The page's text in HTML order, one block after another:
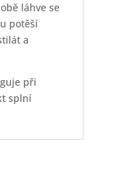
láhve se
potěší
a
při
splní